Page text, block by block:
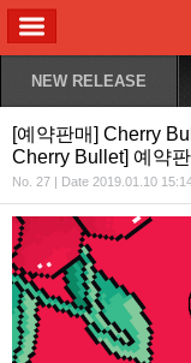
NEW RELEASE
[예약판매] Cherry
Cherry Bullet] 예약
No. 27 | Date 2019.01.10